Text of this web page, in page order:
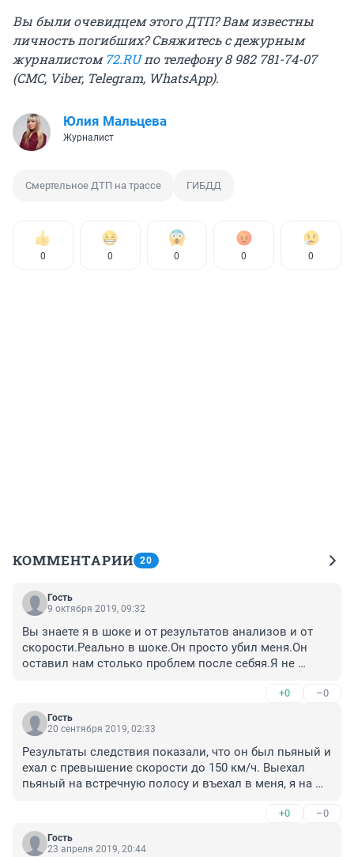
Вы были очевидцем этого ДТП? Вам известны
личность погибших? Свяжитесь с дежурным
журналистом 72.RUпо телефону 8 982 781-74-07
(СМС, Viber, Telegram, WhatsApp).
Юлия Мальцева
Журналист
Смертельное ДТП на трассе ГИБДД
0 0 0 0 0
КОММЕНТАРИИ 20
Гость
9 октября 2019, 09:32
Вы знаете я в шоке и от результатов анализов и от
скорости.Реально в шоке.Он просто убил меня.Он
оставил нам столько проблем после себяя.Я не
был пьный,чесно.Я просто ненавижу этого человека
за его поступок.И мне столько расхлёбывать еще
после него.Не знаю как жить дальше с этим...
+0 –0
Гость
20 сентября 2019, 02:33
Результаты следствия показали, что он был пьяный и
ехал с превышение скорости до 150 км/ч. Выехал
пьяный на встречную полосу и въехал в меня, я на
машины, и мне его жена говорит что он прав???
+0 –0
Гость
23 апреля 2019, 20:44